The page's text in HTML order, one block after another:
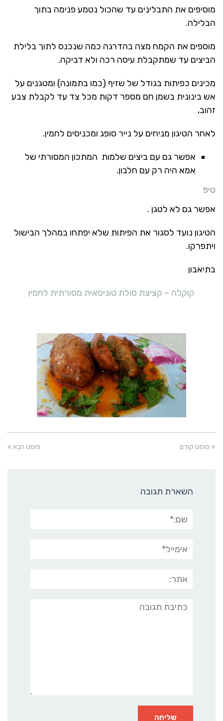
מוסיפים את התבלינים עד שהכול נטמע פנימה בתוך
הבלילה.
מוספים את הקמח מצה בהדרגה כמה שנכנס לתוך בלילת
הביצים עד שמתקבלת עיסה רכה ולא דביקה.
מכינים כפיתות בגודל של שזיף (כמו בתמונה) ומטגנים על
אש בינונית בשמן חם מספר דקות מכל צד עד לקבלת צבע
זהוב,
לאחר הטיגון מניחים על נייר סופג ומכניסים לחמין.
אפשר גם עם ביצים שלמות המתכון המסורתי של
אמא היה רק עם חלבון.
טיפ
אפשר גם לא לטגן .
הטיגון נועד לסגור את הפיתות שלא יפתחו במהלך הבישול
ויתפרקו.
בתיאבון
קוקלה – קציצת סולת טוניסאית מסורתית לחמין
« פוסט קודם פוסט הבא »
השארת תגובה
אימייל*
תגובה